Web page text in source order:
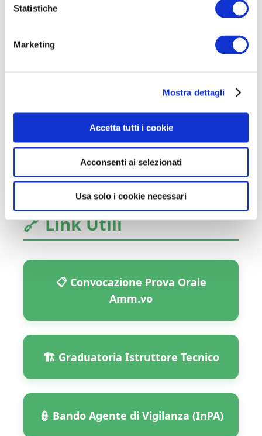
Statistiche
Marketing
Mostra dettagli
Accetta tutti i cookie
Acconsenti ai selezionati
Usa solo i cookie necessari
Prova Orale
Colloquio finale di valutazione.
🔗 Link Utili
📋 Convocazione Prova Orale
Amm.vo
🏗️ Graduatoria Istruttore Tecnico
👮 Bando Agente di Vigilanza (InPA)